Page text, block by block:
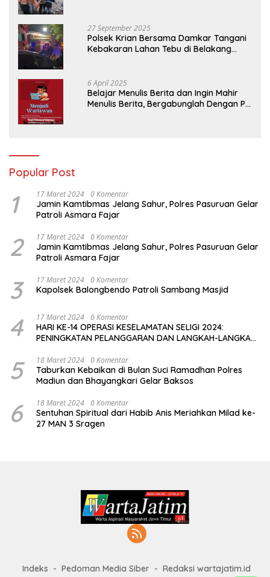
27 September 2025
Polsek Krian Bersama Damkar Tangani
Kebakaran Lahan Tebu di Belakang
6 April 2025
Belajar Menulis Berita dan Ingin Mahir
Menulis Berita, Bergabunglah Dengan PT
Popular Post
1 17 Maret 2024 0 Komentar
Jamin Kamtibmas Jelang Sahur, Polres Pasuruan Gelar
Patroli Asmara Fajar
2 17 Maret 2024 0 Komentar
Jamin Kamtibmas Jelang Sahur, Polres Pasuruan Gelar
Patroli Asmara Fajar
3 17 Maret 2024 0 Komentar
Kapolsek Balongbendo Patroli Sambang Masjid
4 17 Maret 2024 0 Komentar
HARI KE-14 OPERASI KESELAMATAN SELIGI 2024:
PENINGKATAN PELANGGARAN DAN LANGKAH-LANGKAH
5 18 Maret 2024 0 Komentar
Taburkan Kebaikan di Bulan Suci Ramadhan Polres
Madiun dan Bhayangkari Gelar Baksos
6 18 Maret 2024 0 Komentar
Sentuhan Spiritual dari Habib Anis Meriahkan Milad ke-
27 MAN 3 Sragen
Indeks Pedoman Media Siber Redaksi wartajatim.id